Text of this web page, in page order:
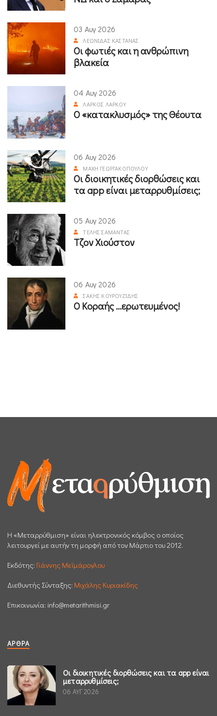
03 Αυγ 2026
ΛΕΩΝΊΔΑΣ ΚΑΣΤΑΝΆΣ
Οι φωτιές και η ανθρώπινη
βλακεία
04 Αυγ 2026
ΛΆΡΚΟΣ ΛΆΡΚΟΥ
Ο «κατακλυσμός» της Θέουτα
06 Αυγ 2026
ΜΆΧΗ ΓΕΩΡΓΑΚΟΠΟΎΛΟΥ
Οι διοικητικές διορθώσεις και
τα app είναι μεταρρυθμίσεις;
05 Αυγ 2026
ΤΈΛΗΣ ΣΑΜΑΝΤΆΣ
Τζον Χιούστον
06 Αυγ 2026
ΣΆΚΗΣ ΚΟΥΡΟΥΖΊΔΗΣ
Ο Κοραής ...ερωτευμένος!
H «Μεταρρύθμιση» είναι ηλεκτρονικός κόμβος ο οποίος
λειτουργεί με αυτήν τη μορφή από τον Μάρτιο του 2012.
Εκδότης: Γιάννης Μεϊμάρογλου
Διεθυντής Σύνταξης: Μιχάλης Κυριακίδης
Επικοινωνία: info@metarithmisi.gr
ΆΡΘΡΑ
Οι διοικητικές διορθώσεις και τα app είναι
μεταρρυθμίσεις;
06 ΑΥΓ 2026